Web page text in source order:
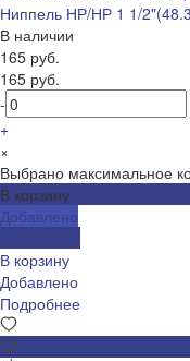
Ниппель НР/НР 1 1/
В наличии
165 руб.
165 руб.
-
+
×
Выбрано максимальное
В корзину
Добавлено
В корзину
Добавлено
Подробнее